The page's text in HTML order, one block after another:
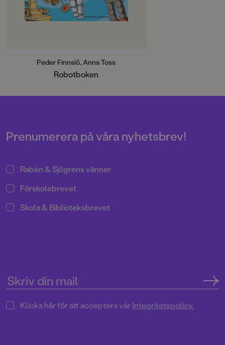
cyborger och andra varianter av
arbetande maskiner får här sin
förklaring. Författarna berättar om
kan göra och vad som är bra och
dåligt med den? Peder Finnsiö är
Peder Finnsiö, Anna Toss
Robotboken
Prenumerera på våra nyhetsbrev!
Rabén & Sjögrens vänner
Förskolebrevet
Skola & Biblioteksbrevet
Klicka här för att acceptera vårIntegritetspolicy.